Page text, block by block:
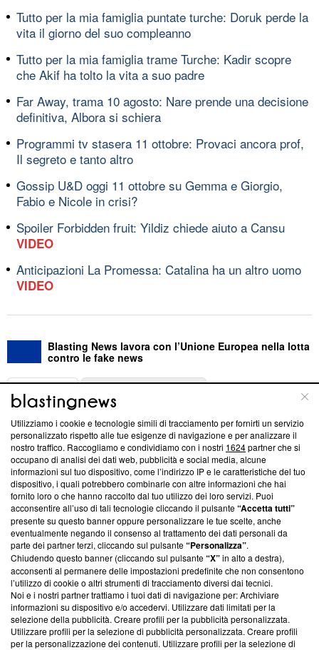
Tutto per la mia famiglia puntate turche: Doruk perde la
vita il giorno del suo compleanno
Tutto per la mia famiglia trame Turche: Kadir scopre
che Akif ha tolto la vita a suo padre
Far Away, trama 10 agosto: Nare prende una decisione
definitiva, Albora si schiera
Programmi tv stasera 11 ottobre: Provaci ancora prof,
Il segreto e tanto altro
Gossip U&D oggi 11 ottobre su Gemma e Giorgio,
Fabio e Nicole in crisi?
Spoiler Forbidden fruit: Yildiz chiede aiuto a Cansu
VIDEO
Anticipazioni La Promessa: Catalina ha un altro uomo
VIDEO
Blasting News lavora con l’Unione Europea nella lotta
contro le fake news
ABOUT
Questa sezione offre informazioni trasparenti su Blasting
News, sui nostri processi editoriali e su come ci impegniamo a
creare news di qualità. Inoltre, afferma la nostra aderenza a
‘Trust Project - News with Integrity’Blasting News non è
ancora membro del programma, ma ha richiesto di farne
parte; Trust Project non ha ancora effettuato una verifica di
conformità agli standard.
Su di noi
Team editoriale
Corporate
Redazione
Utilizziamo i cookie e tecnologie simili di tracciamento per fornirti un servizio
personalizzato rispetto alle tue esigenze di navigazione e per analizzare il
nostro traffico. Raccogliamo e condividiamo con i nostri 1624partner che si
occupano di analisi dei dati web, pubblicità e social media, alcune
informazioni sul tuo dispositivo, come l’indirizzo IP e le caratteristiche del tuo
dispositivo, i quali potrebbero combinarle con altre informazioni che hai
fornito loro o che hanno raccolto dal tuo utilizzo dei loro servizi. Puoi
acconsentire all’uso di tali tecnologie cliccando il pulsante“Accetta tutti”
presente su questo banner oppure personalizzare le tue scelte, anche
eventualmente negando il consenso al trattamento dei dati personali da
parte dei partner terzi, cliccando sul pulsante“Personalizza”.
Chiudendo questo banner (cliccando sul pulsante“X”in alto a destra),
acconsenti al permanere delle impostazioni predefinite che non consentono
l’utilizzo di cookie o altri strumenti di tracciamento diversi dai tecnici.
Noi e i nostri partner trattiamo i tuoi dati di navigazione per: Archiviare
informazioni su dispositivo e/o accedervi. Utilizzare dati limitati per la
selezione della pubblicità. Creare profili per la pubblicità personalizzata.
Utilizzare profili per la selezione di pubblicità personalizzata. Creare profili
per la personalizzazione dei contenuti. Utilizzare profili per la selezione di